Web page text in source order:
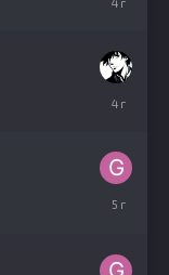
мая,
мая,
мая,